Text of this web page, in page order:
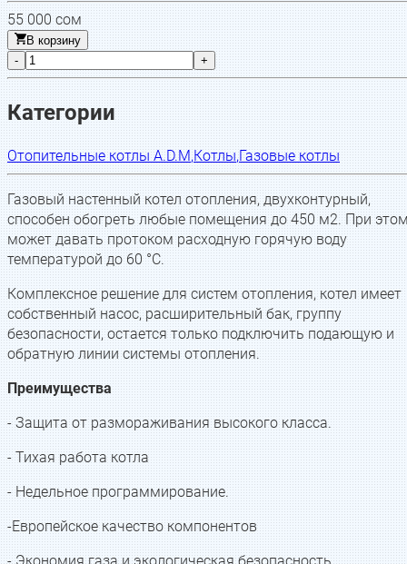
55 000сом
В корзину
-
+
Категории
Отопительные котлы A.D.M,Котлы,Газовые котлы
Газовый настенный котел отопления, двухконтурный,
способен обогреть любые помещения до 450 м2. При
может давать протоком расходную горячую воду
температурой до 60 °С.
Комплексное решение для систем отопления, котел имеет
собственный насос, расширительный бак, группу
безопасности, остается только подключить подающую и
обратную линии системы отопления.
Преимущества
- Защита от размораживания высокого класса.
- Тихая работа котла
- Недельное программирование.
-Европейское качество компонентов
- Экономия газа и экологическая безопасность.